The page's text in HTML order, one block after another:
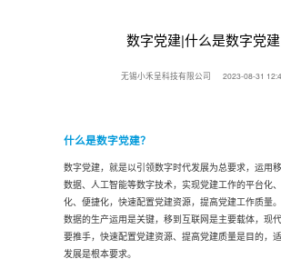
数字党建|什么是数字党建
无锡小禾呈科技有限公司 2023-08-31
什么是数字党建？
数字党建，就是以引领数字时代发展为总要求，运用
数据、人工智能等数字技术，实现党建工作的平台化
化、便捷化，快速配置党建资源，提高党建工作质量
数据的生产运用是关键，移到互联网是主要载体，现
要推手，快速配置党建资源、提高党建质量是目的，
发展是根本要求。